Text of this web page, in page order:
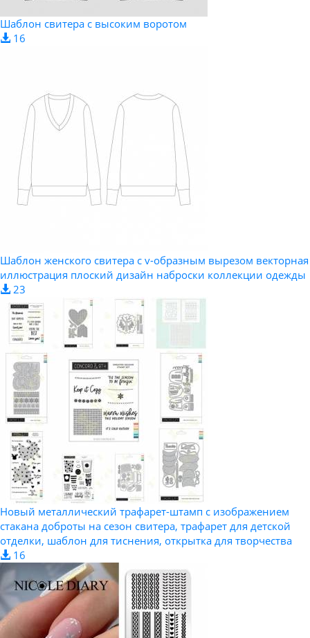
Шаблон свитера с высоким воротом
16
Шаблон женского свитера с v-образным вырезом векторная
иллюстрация плоский дизайн наброски коллекции одежды
23
Новый металлический трафарет-штамп с изображением
стакана доброты на сезон свитера, трафарет для детской
отделки, шаблон для тиснения, открытка для творчества
16